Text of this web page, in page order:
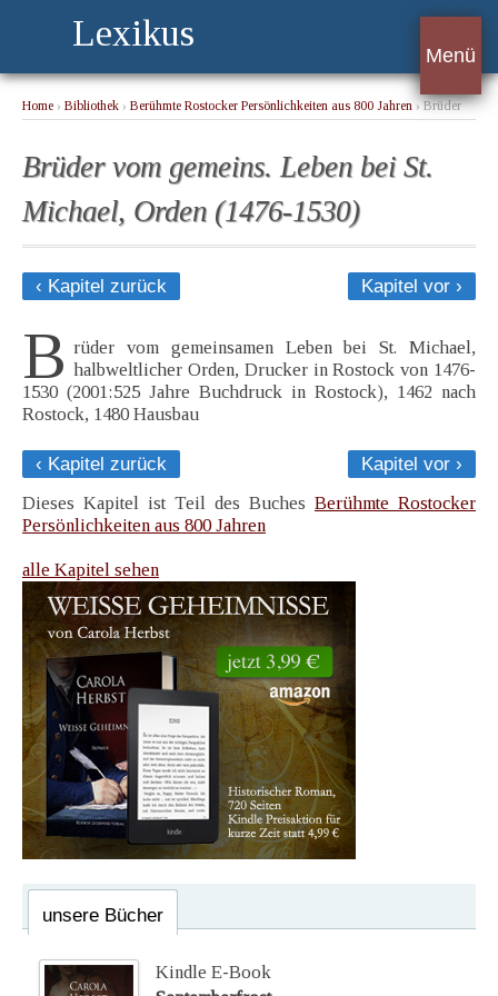
Lexikus
Menü
Home › Bibliothek › Berühmte Rostocker Persönlichkeiten aus 800 Jahren › Brüder
Brüder vom gemeins. Leben bei St.
Michael, Orden (1476-1530)
‹ Kapitel zurück Kapitel vor ›
B rüder vom gemeinsamen Leben bei St. Michael,
halbweltlicher Orden, Drucker in Rostock von 1476-
1530 (2001:525 Jahre Buchdruck in Rostock), 1462 nach
Rostock, 1480 Hausbau
‹ Kapitel zurück
Kapitel vor ›
Dieses Kapitel ist Teil des Buches Berühmte Rostocker
Persönlichkeiten aus 800 Jahren
alle Kapitel sehen
unsere Bücher
Kindle E-Book